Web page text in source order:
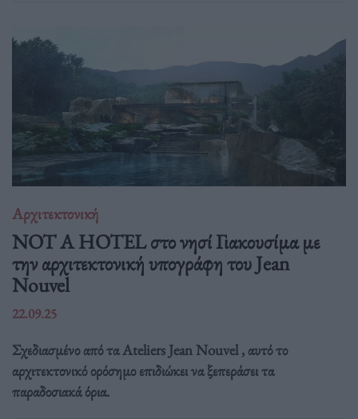
Αρχιτεκτονική
NOT A HOTEL στο νησί Γιακουσίμα με
την αρχιτεκτονική υπογράφη του Jean
Nouvel
22.09.25
Σχεδιασμένο από τα Ateliers Jean Nouvel , αυτό το
αρχιτεκτονικό ορόσημο επιδιώκει να ξεπεράσει τα
παραδοσιακά όρια.